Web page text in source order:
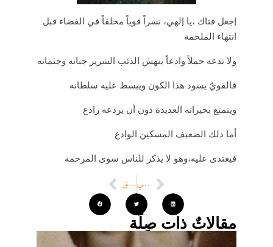
إجعل فتاك ،يا إلهي، نسراً قوياً محلقاً في الفضاء قبل
انتهاء الملحمة
ولا تدعه حملاً وادعاً ينهش الذئب الشرير جنانه وجثمانه
فالقويّ يسود هذا الكون ويبسط عليه سلطانه
ويتمتع بخيراته العديدة دون أن يردعه رادع
أما ذلك الضعيف المسكين الوادع
فيعتدى عليه،وهو لا يذكر للناس سوى المرحمة
السابق التالي
مقالاتٌ ذات صِلَة